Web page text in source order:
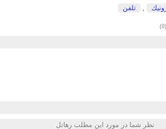
تلفن
(0)
نظر شما در مورد این مطلب رهاتل